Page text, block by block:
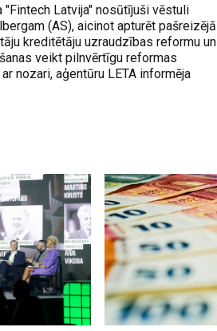
Latvija" nosūtījuši vēstuli
(AS), aicinot apturēt pašreizējā
kreditētāju uzraudzības reformu un
veikt pilnvērtīgu reformas
nozari, aģentūru LETA informēja